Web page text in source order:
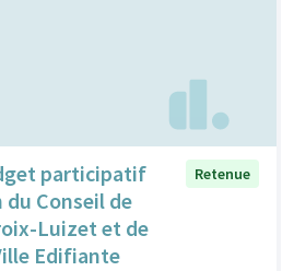
participatif
Conseil de
Luizet et de
Edifiante
Retenue